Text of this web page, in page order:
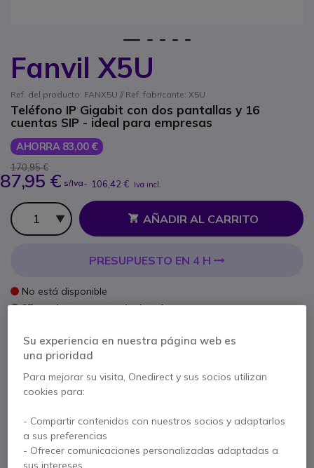
Fanvil X5U
Ref. del producto: FANX5U // Ref. fabricante: X5U
Teléfono IP Gigabit con dos pantallas y 16
cuentas SIP - ideal para empresas
AHORRA 83,00 €
170,95 €
87,95 € s/Iva- 106,42 € Iva incl.
Cantidad
AÑADIR AL CARRITO
PRESUPUESTO EN 4 H
No está disponible
27 productos en stock plataforma
1 año de garantía
Paga en 3 pagos de 35,47 € Mostrar más
Saltar al comienzo de la galería de imágenes
Su experiencia en nuestra página web es
una prioridad
Para mejorar su visita, Onedirect y sus socios utilizan
cookies para:
- Compartir contenidos con nuestros socios y adaptarlos
a sus preferencias
- Ofrecer comunicaciones personalizadas adaptadas a
sus intereses